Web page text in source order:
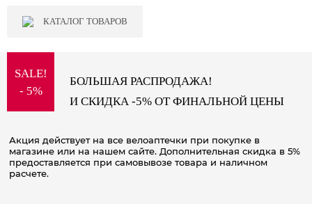
КАТАЛОГ ТОВАРОВ
SALE!
- 5%
БОЛЬШАЯ РАСПРОДАЖА!
И СКИДКА -5% ОТ ФИНАЛЬНОЙ ЦЕНЫ
Акция действует на все велоаптечки при покупке в
магазине или на нашем сайте. Дополнительная скидка в 5%
предоставляется при самовывозе товара и наличном
расчете.